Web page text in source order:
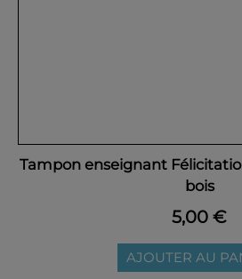
Tampon enseignant
bois
5,00 €
AJOUTER AU